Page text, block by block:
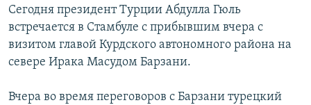
Сегодня президент Турции Абдулла Гюль
встречается в Стамбуле с прибывшим вчера с
визитом главой Курдского автономного района на
севере Ирака Масудом Барзани.
Вчера во время переговоров с Барзани турецкий